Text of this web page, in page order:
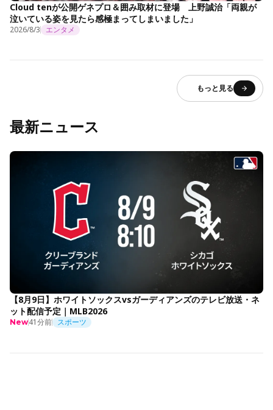
Cloud tenが公開ゲネプロ＆囲み取材に登場 上野誠治「両親が
泣いている姿を見たら感極まってしまいました」
2026/8/3 エンタメ
もっと見る
最新ニュース
【8月9日】ホワイトソックスvsガーディアンズのテレビ放送・ネ
ット配信予定｜MLB2026
New41分前 スポーツ